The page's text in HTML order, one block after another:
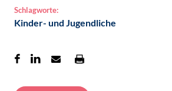
Schlagworte:
Kinder- und Jugendliche